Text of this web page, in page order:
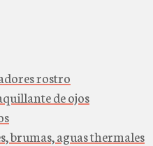
rostro
de ojos
brumas, aguas thermales